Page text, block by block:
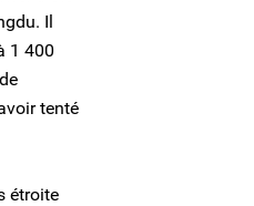
Il
1 400
tenté
étroite